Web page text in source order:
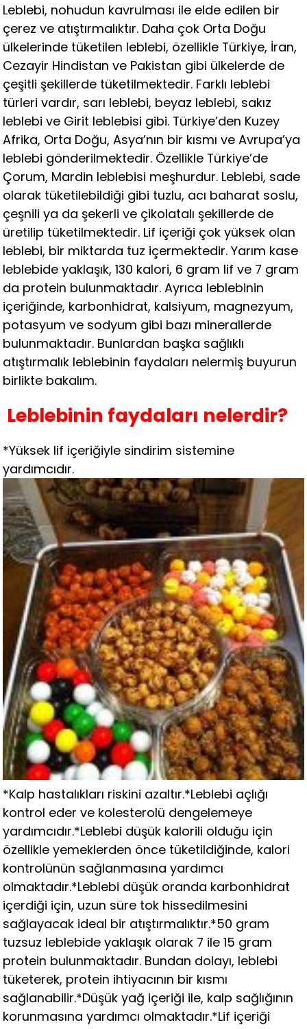
Leblebi, nohudun kavrulması ile elde edilen bir
çerez ve atıştırmalıktır. Daha çok Orta Doğu
ülkelerinde tüketilen leblebi, özellikle Türkiye, İran,
Cezayir Hindistan ve Pakistan gibi ülkelerde de
çeşitli şekillerde tüketilmektedir. Farklı leblebi
türleri vardır, sarı leblebi, beyaz leblebi, sakız
leblebi ve Girit leblebisi gibi. Türkiye’den Kuzey
Afrika, Orta Doğu, Asya’nın bir kısmı ve Avrupa’ya
leblebi gönderilmektedir. Özellikle Türkiye’de
Çorum, Mardin leblebisi meşhurdur. Leblebi, sade
olarak tüketilebildiği gibi tuzlu, acı baharat soslu,
çeşnili ya da şekerli ve çikolatalı şekillerde de
üretilip tüketilmektedir. Lif içeriği çok yüksek olan
leblebi, bir miktarda tuz içermektedir. Yarım kase
leblebide yaklaşık, 130 kalori, 6 gram lif ve 7 gram
da protein bulunmaktadır. Ayrıca leblebinin
içeriğinde, karbonhidrat, kalsiyum, magnezyum,
potasyum ve sodyum gibi bazı minerallerde
bulunmaktadır. Bunlardan başka sağlıklı
atıştırmalık leblebinin faydaları nelermiş buyurun
birlikte bakalım.
Leblebinin faydaları nelerdir?
*Yüksek lif içeriğiyle sindirim sistemine
yardımcıdır.
*Kalp hastalıkları riskini azaltır.*Leblebi açlığı
kontrol eder ve kolesterolü dengelemeye
yardımcıdır.*Leblebi düşük kalorili olduğu için
özellikle yemeklerden önce tüketildiğinde, kalori
kontrolünün sağlanmasına yardımcı
olmaktadır.*Leblebi düşük oranda karbonhidrat
içerdiği için, uzun süre tok hissedilmesini
sağlayacak ideal bir atıştırmalıktır.*50 gram
tuzsuz leblebide yaklaşık olarak 7 ile 15 gram
protein bulunmaktadır. Bundan dolayı, leblebi
tüketerek, protein ihtiyacının bir kısmı
sağlanabilir.*Düşük yağ içeriği ile, kalp sağlığının
korunmasına yardımcı olmaktadır.*Lif içeriği